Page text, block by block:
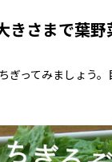
きさまで葉野
ぎってみましょう。